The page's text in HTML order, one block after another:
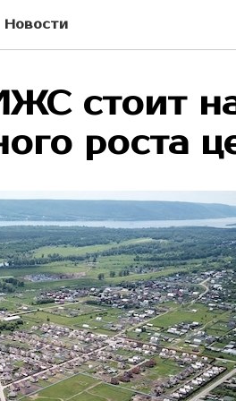
Новости
стоит
роста